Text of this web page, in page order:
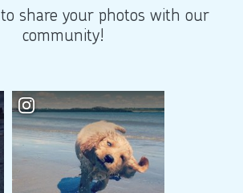
to share your photos with our
community!